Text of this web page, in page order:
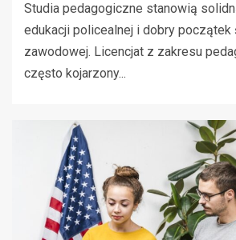
Studia pedagogiczne stanowią
edukacji policealnej i dobry początek
zawodowej. Licencjat z zakresu
często kojarzony...